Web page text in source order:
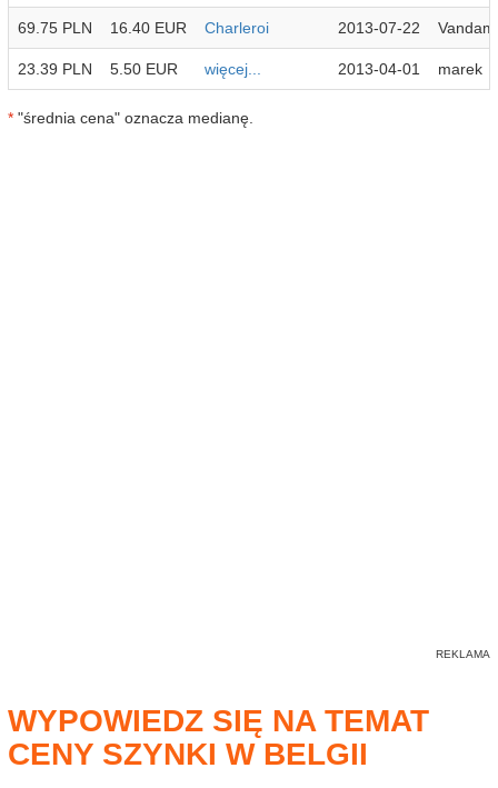
69.75 PLN 16.40 EUR Charleroi 2013-07-22
23.39 PLN 5.50 EUR więcej... 2013-04-01 marek
* "średnia cena" oznacza medianę.
WYPOWIEDZ SIĘ NA TEMAT
CENY SZYNKI W BELGII